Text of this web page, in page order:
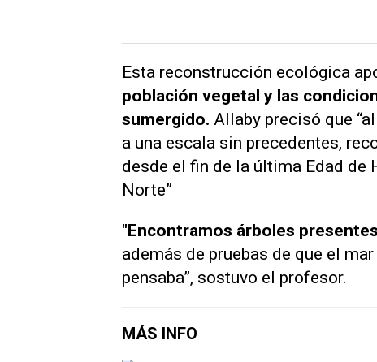
Esta reconstrucción ecológica
población vegetal y las
sumergido. Allaby precisó que
a una escala sin precedentes,
desde el fin de la última Edad
Norte”
"Encontramos árboles
además de pruebas de que el
pensaba”, sostuvo el profesor.
MÁS INFO